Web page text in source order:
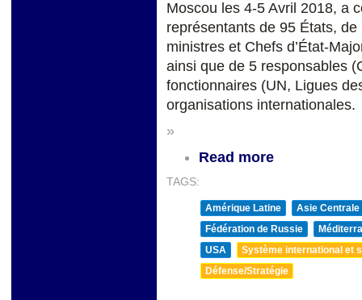
Moscou les 4-5 Avril 2018, a
représentants de 95 États,
ministres et Chefs d’État-
ainsi que de 5 responsables
fonctionnaires (UN, Ligues
organisations internationales.
»
Read more
TAGS:
Amérique Latine
Asie Centrale
Fédération de Russie
USA
Système international et
Défense/Stratégie